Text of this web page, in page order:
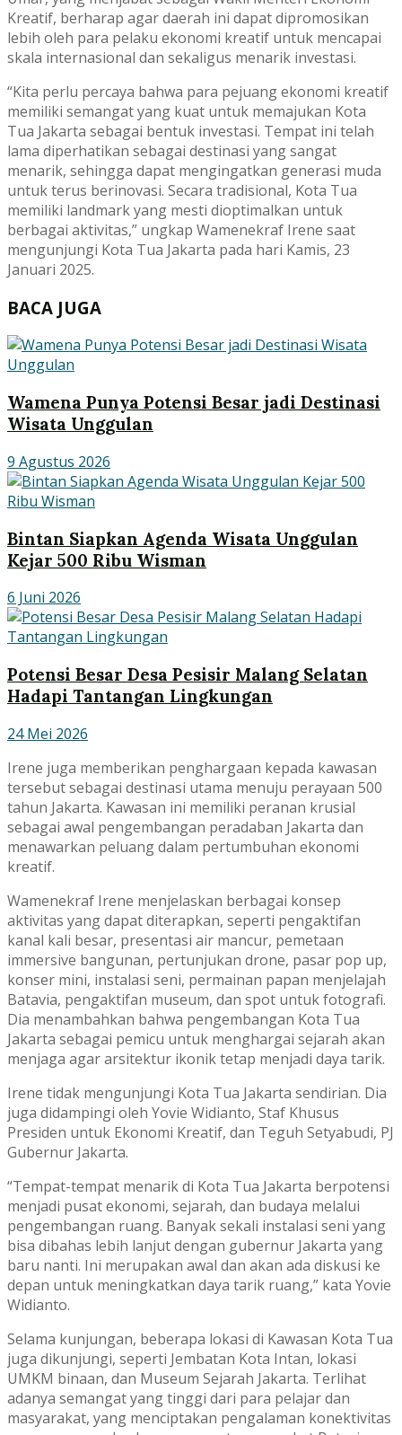
Kreatif, berharap agar daerah ini dapat dipromosikan
lebih oleh para pelaku ekonomi kreatif untuk mencapai
skala internasional dan sekaligus menarik investasi.
“Kita perlu percaya bahwa para pejuang ekonomi kreatif
memiliki semangat yang kuat untuk memajukan Kota
Tua Jakarta sebagai bentuk investasi. Tempat ini telah
lama diperhatikan sebagai destinasi yang sangat
menarik, sehingga dapat mengingatkan generasi muda
untuk terus berinovasi. Secara tradisional, Kota Tua
memiliki landmark yang mesti dioptimalkan untuk
berbagai aktivitas,” ungkap Wamenekraf Irene saat
mengunjungi Kota Tua Jakarta pada hari Kamis, 23
Januari 2025.
BACA JUGA
Wamena Punya Potensi Besar jadi Destinasi
Wisata Unggulan
9 Agustus 2026
Bintan Siapkan Agenda Wisata Unggulan
Kejar 500 Ribu Wisman
6 Juni 2026
Potensi Besar Desa Pesisir Malang Selatan
Hadapi Tantangan Lingkungan
24 Mei 2026
Irene juga memberikan penghargaan kepada kawasan
tersebut sebagai destinasi utama menuju perayaan 500
tahun Jakarta. Kawasan ini memiliki peranan krusial
sebagai awal pengembangan peradaban Jakarta dan
menawarkan peluang dalam pertumbuhan ekonomi
kreatif.
Wamenekraf Irene menjelaskan berbagai konsep
aktivitas yang dapat diterapkan, seperti pengaktifan
kanal kali besar, presentasi air mancur, pemetaan
immersive bangunan, pertunjukan drone, pasar pop up,
konser mini, instalasi seni, permainan papan menjelajah
Batavia, pengaktifan museum, dan spot untuk fotografi.
Dia menambahkan bahwa pengembangan Kota Tua
Jakarta sebagai pemicu untuk menghargai sejarah akan
menjaga agar arsitektur ikonik tetap menjadi daya tarik.
Irene tidak mengunjungi Kota Tua Jakarta sendirian. Dia
juga didampingi oleh Yovie Widianto, Staf Khusus
Presiden untuk Ekonomi Kreatif, dan Teguh Setyabudi, PJ
Gubernur Jakarta.
“Tempat-tempat menarik di Kota Tua Jakarta berpotensi
menjadi pusat ekonomi, sejarah, dan budaya melalui
pengembangan ruang. Banyak sekali instalasi seni yang
bisa dibahas lebih lanjut dengan gubernur Jakarta yang
baru nanti. Ini merupakan awal dan akan ada diskusi ke
depan untuk meningkatkan daya tarik ruang,” kata Yovie
Widianto.
Selama kunjungan, beberapa lokasi di Kawasan Kota Tua
juga dikunjungi, seperti Jembatan Kota Intan, lokasi
UMKM binaan, dan Museum Sejarah Jakarta. Terlihat
adanya semangat yang tinggi dari para pelajar dan
masyarakat, yang menciptakan pengalaman konektivitas